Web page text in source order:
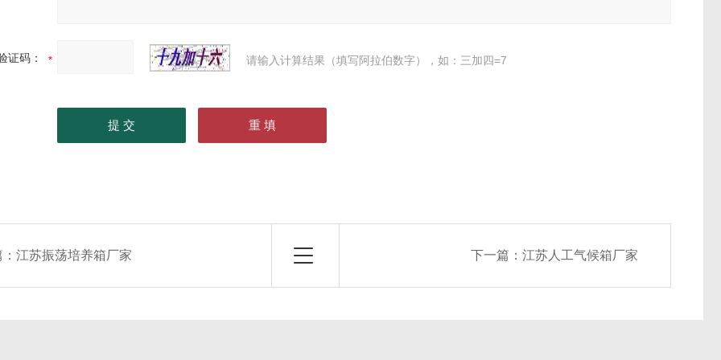
证码： 请输入计算结果（填写阿拉伯数字），如：三加四=7
：江苏振荡培养箱厂家 下一篇： 江苏人工气候箱厂家